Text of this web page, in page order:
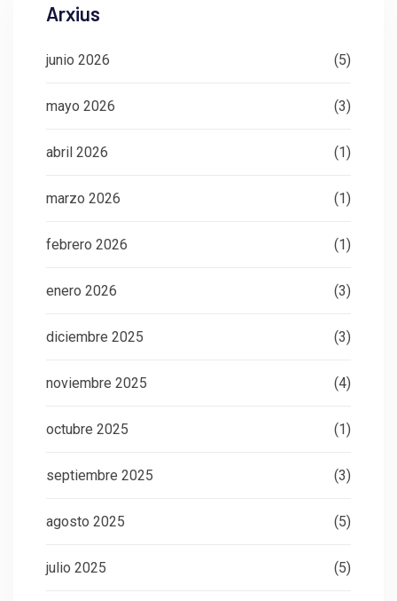
Arxius
junio 2026 (5)
mayo 2026 (3)
abril 2026 (1)
marzo 2026 (1)
febrero 2026 (1)
enero 2026 (3)
diciembre 2025 (3)
noviembre 2025 (4)
octubre 2025 (1)
septiembre 2025 (3)
agosto 2025 (5)
julio 2025 (5)